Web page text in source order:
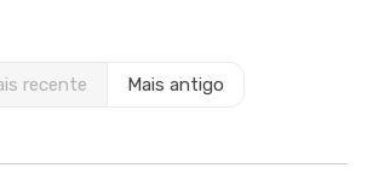
recente Mais antigo